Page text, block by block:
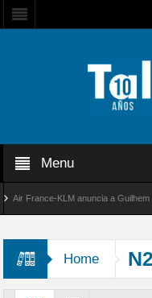
Menu
France-KLM anuncia a Guilhem
Home